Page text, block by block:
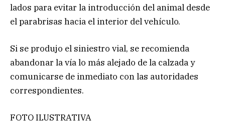
lados para evitar la introducción del animal desde
el parabrisas hacia el interior del vehículo.
Si se produjo el siniestro vial, se recomienda
abandonar la vía lo más alejado de la calzada y
comunicarse de inmediato con las autoridades
correspondientes.
FOTO ILUSTRATIVA